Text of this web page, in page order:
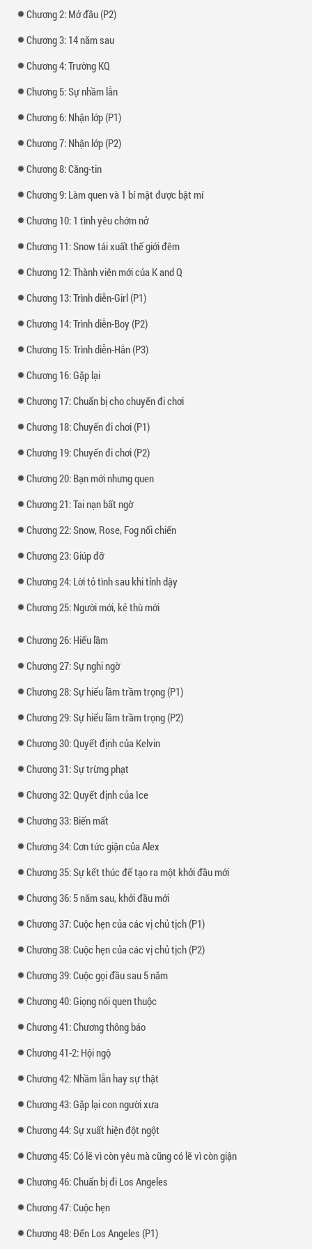
– Phan Ngọc Khả Hân(18t)-Elly
vẻ.
Xem thêm tại :Kho truyện
Chương 2: Mở đầu (P2)
Chương 3: 14 năm sau
Chương 4: Trường KQ
Chương 5: Sự nhầm lẫn
Chương 6: Nhận lớp (P1)
Chương 7: Nhận lớp (P2)
Chương 8: Căng-tin
Chương 9: Làm quen và 1 bí mật được bật mí
Chương 10: 1 tình yêu chớm nở
Chương 11: Snow tái xuất thế giới đêm
Chương 12: Thành viên mới của K and Q
Chương 13: Trình diễn-Girl (P1)
Chương 14: Trình diễn-Boy (P2)
Chương 15: Trình diễn-Hắn (P3)
Chương 16: Gặp lại
Chương 17: Chuẩn bị cho chuyến đi chơi
Chương 18: Chuyến đi chơi (P1)
Chương 19: Chuyến đi chơi (P2)
Chương 20: Bạn mới nhưng quen
Chương 21: Tai nạn bất ngờ
Chương 22: Snow, Rose, Fog nổi chiến
Chương 23: Giúp đỡ
Chương 24: Lời tỏ tình sau khi tỉnh dậy
Chương 25: Người mới, kẻ thù mới
Chương 26: Hiểu lầm
Chương 27: Sự nghi ngờ
Chương 28: Sự hiểu lầm trầm trọng (P1)
Chương 29: Sự hiểu lầm trầm trọng (P2)
Chương 30: Quyết định của Kelvin
Chương 31: Sự trừng phạt
Chương 32: Quyết định của Ice
Chương 33: Biến mất
Chương 34: Cơn tức giận của Alex
Chương 35: Sự kết thúc để tạo ra một khởi đầu mới
Chương 36: 5 năm sau, khởi đầu mới
Chương 37: Cuộc hẹn của các vị chủ tịch (P1)
Chương 38: Cuộc hẹn của các vị chủ tịch (P2)
Chương 39: Cuộc gọi đầu sau 5 năm
Chương 40: Giọng nói quen thuộc
Chương 41: Chương thông báo
Chương 41-2: Hội ngộ
Chương 42: Nhầm lẫn hay sự thật
Chương 43: Gặp lại con người xưa
Chương 44: Sự xuất hiện đột ngột
Chương 45: Có lẽ vì còn yêu mà cũng có lẽ vì còn giận
Chương 46: Chuẩn bị đi Los Angeles
Chương 47: Cuộc hẹn
Chương 48: Đến Los Angeles (P1)